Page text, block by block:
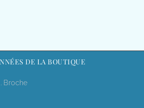
DE LA BOUTIQUE
Broche